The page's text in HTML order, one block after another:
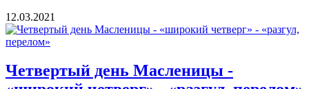
12.03.2021
Четвертый день Масленицы -